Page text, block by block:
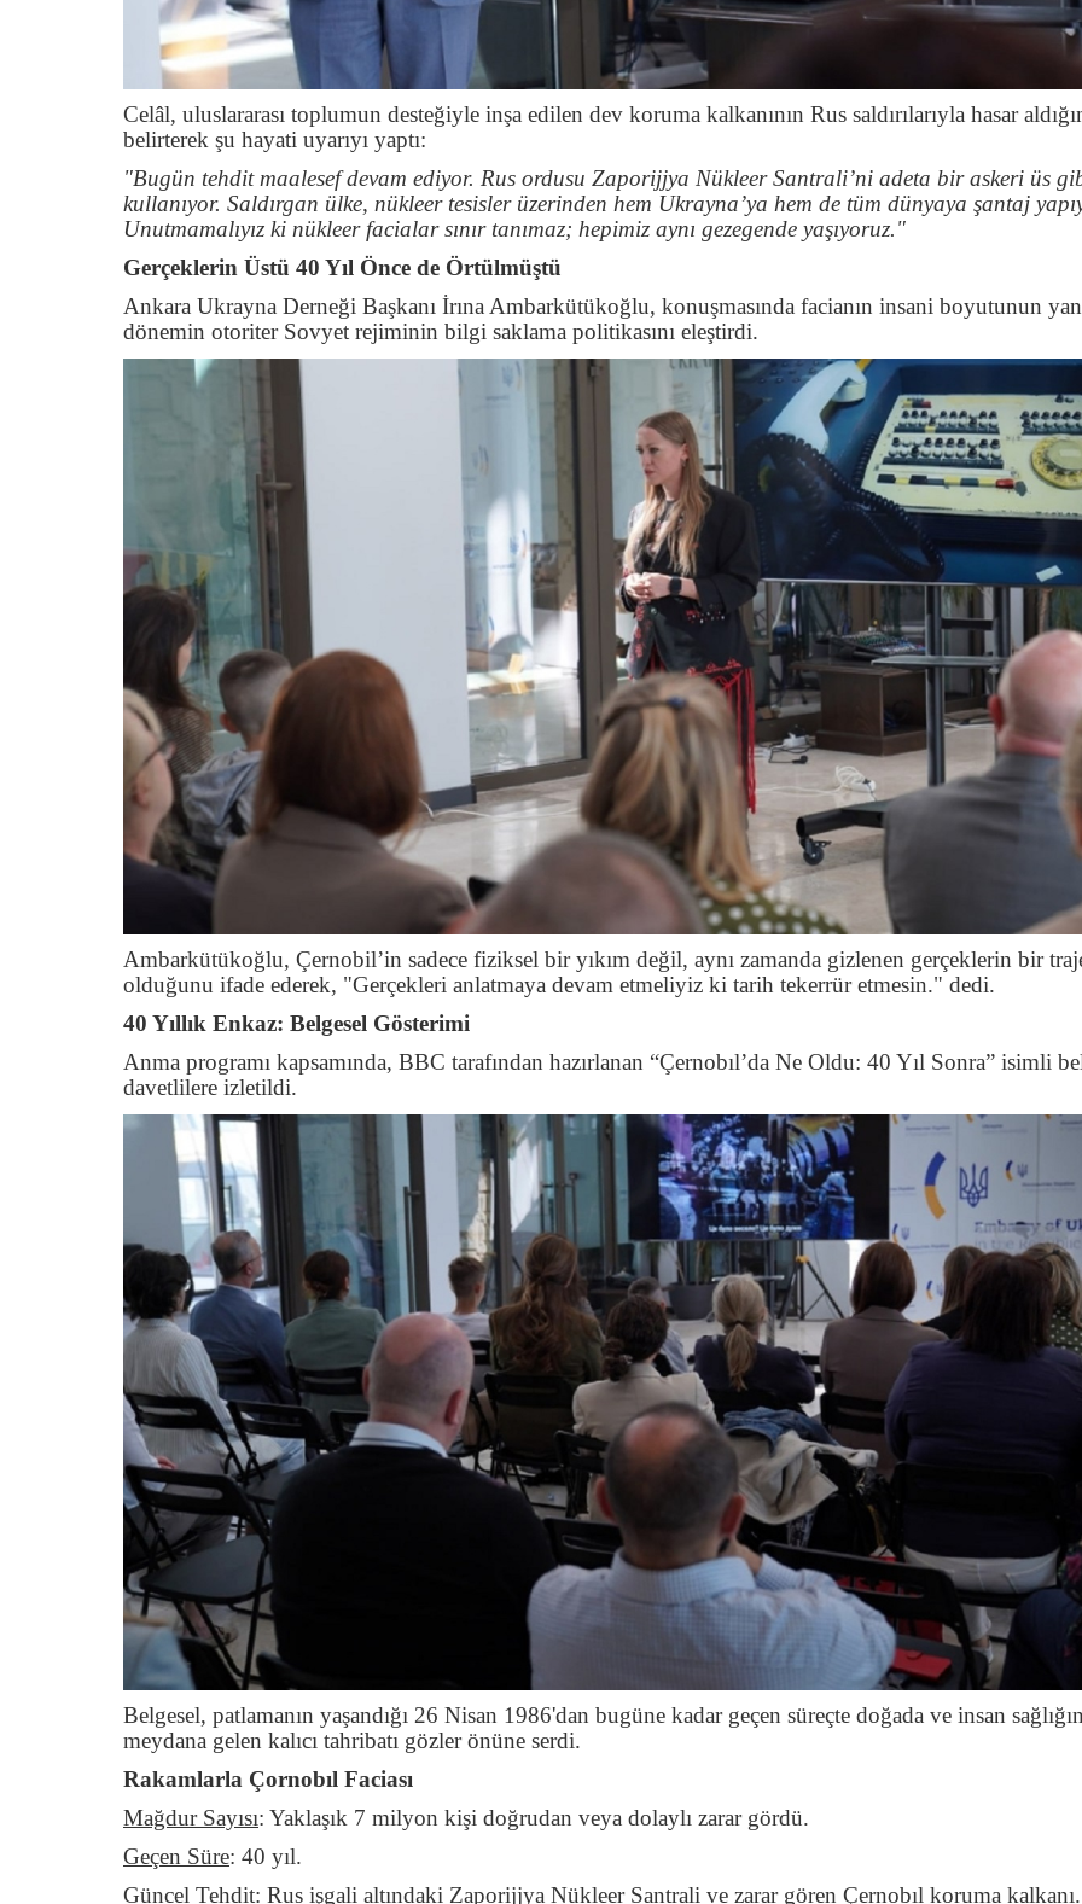
Celâl, uluslararası toplumun desteğiyle inşa edilen dev koruma kalkanının Rus saldırılarıyla hasar
belirterek şu hayati uyarıyı yaptı:
"Bugün tehdit maalesef devam ediyor. Rus ordusu Zaporijjya Nükleer Santrali’ni adeta bir askeri üs
kullanıyor. Saldırgan ülke, nükleer tesisler üzerinden hem Ukrayna’ya hem de tüm dünyaya şantaj
Unutmamalıyız ki nükleer facialar sınır tanımaz; hepimiz aynı gezegende yaşıyoruz."
Gerçeklerin Üstü 40 Yıl Önce de Örtülmüştü
Ankara Ukrayna Derneği Başkanı İrına Ambarkütükoğlu, konuşmasında facianın insani boyutunun
dönemin otoriter Sovyet rejiminin bilgi saklama politikasını eleştirdi.
Ambarkütükoğlu, Çernobil’in sadece fiziksel bir yıkım değil, aynı zamanda gizlenen gerçeklerin bir
olduğunu ifade ederek, "Gerçekleri anlatmaya devam etmeliyiz ki tarih tekerrür etmesin." dedi.
40 Yıllık Enkaz: Belgesel Gösterimi
Anma programı kapsamında, BBC tarafından hazırlanan “Çernobıl’da Ne Oldu: 40 Yıl Sonra” isimli
davetlilere izletildi.
Belgesel, patlamanın yaşandığı 26 Nisan 1986'dan bugüne kadar geçen süreçte doğada ve insan
meydana gelen kalıcı tahribatı gözler önüne serdi.
Rakamlarla Çornobıl Faciası
Mağdur Sayısı: Yaklaşık 7 milyon kişi doğrudan veya dolaylı zarar gördü.
Geçen Süre: 40 yıl.
Güncel Tehdit: Rus işgali altındaki Zaporijjya Nükleer Santrali ve zarar gören Çernobıl koruma kalkanı.